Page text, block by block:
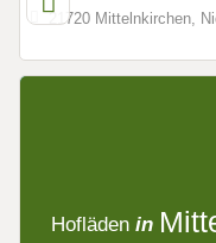
21720 Mittelnkirchen,
Hofläden in